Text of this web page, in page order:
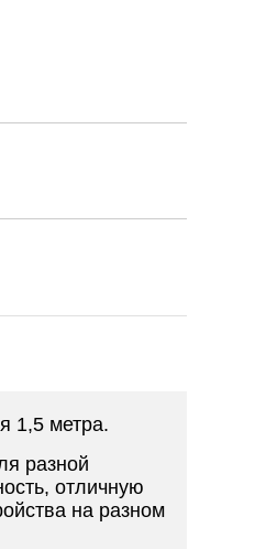
1,5 метра.
разной
отличную
на разном